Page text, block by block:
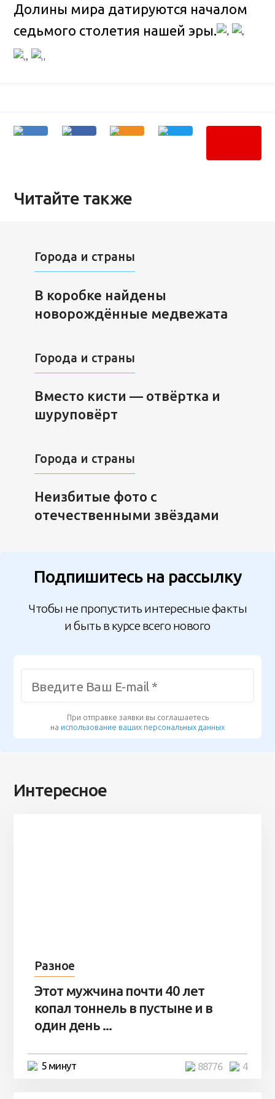
Долины мира датируются началом
седьмого столетия нашей эры.
Читайте также
Города и страны
В коробке найдены
новорождённые медвежата
Города и страны
Вместо кисти — отвёртка и
шуруповёрт
Города и страны
Неизбитые фото с
отечественными звёздами
Подпишитесь на рассылку
Чтобы не пропустить интересные факты
и быть в курсе всего нового
При отправке заявки вы соглашаетесь
на использование ваших персональных данных
Интересное
Разное
Этот мужчина почти 40 лет
копал тоннель в пустыне и в
один день ...
5 минут 4
88776